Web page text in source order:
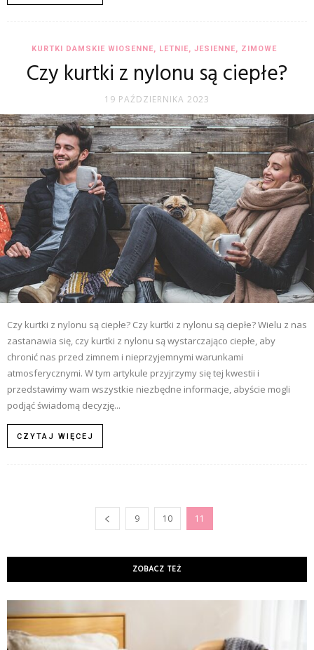
KURTKI DAMSKIE WIOSENNE, LETNIE, JESIENNE, ZIMOWE
Czy kurtki z nylonu są ciepłe?
19 PAŹDZIERNIKA 2023
Czy kurtki z nylonu są ciepłe? Czy kurtki z nylonu są ciepłe? Wielu z nas
zastanawia się, czy kurtki z nylonu są wystarczająco ciepłe, aby
chronić nas przed zimnem i nieprzyjemnymi warunkami
atmosferycznymi. W tym artykule przyjrzymy się tej kwestii i
przedstawimy wam wszystkie niezbędne informacje, abyście mogli
podjąć świadomą decyzję...
CZYTAJ WIĘCEJ
9 10 11
ZOBACZ TEŻ